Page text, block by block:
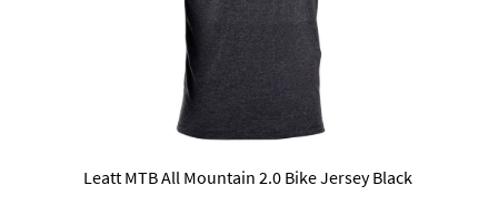
Leatt MTB All Mountain 2.0 Bike Jersey Black